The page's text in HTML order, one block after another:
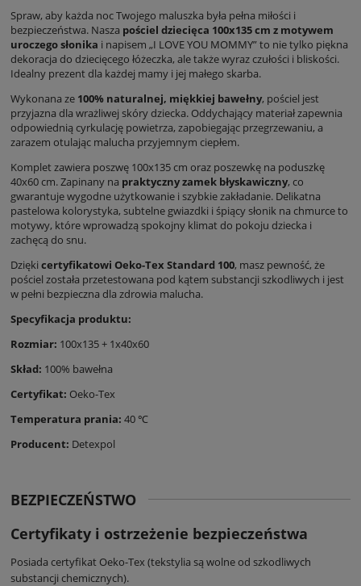
Spraw, aby każda noc Twojego maluszka była pełna miłości i
bezpieczeństwa. Nasza pościel dziecięca 100x135 cm z motywem
uroczego słonika i napisem „I LOVE YOU MOMMY” to nie tylko piękna
dekoracja do dziecięcego łóżeczka, ale także wyraz czułości i bliskości.
Idealny prezent dla każdej mamy i jej małego skarba.
Wykonana ze 100% naturalnej, miękkiej bawełny, pościel jest
przyjazna dla wrażliwej skóry dziecka. Oddychający materiał zapewnia
odpowiednią cyrkulację powietrza, zapobiegając przegrzewaniu, a
zarazem otulając malucha przyjemnym ciepłem.
Komplet zawiera poszwę 100x135 cm oraz poszewkę na poduszkę
40x60 cm. Zapinany na praktyczny zamek błyskawiczny, co
gwarantuje wygodne użytkowanie i szybkie zakładanie. Delikatna
pastelowa kolorystyka, subtelne gwiazdki i śpiący słonik na chmurce to
motywy, które wprowadzą spokojny klimat do pokoju dziecka i
zachęcą do snu.
Dzięki certyfikatowi Oeko-Tex Standard 100, masz pewność, że
pościel została przetestowana pod kątem substancji szkodliwych i jest
w pełni bezpieczna dla zdrowia malucha.
Specyfikacja produktu:
Rozmiar: 100x135 + 1x40x60
Skład: 100% bawełna
Certyfikat: Oeko-Tex
Temperatura prania: 40 ℃
Producent: Detexpol
BEZPIECZEŃSTWO
Certyfikaty i ostrzeżenie bezpieczeństwa
Posiada certyfikat Oeko-Tex (tekstylia są wolne od szkodliwych
substancji chemicznych).